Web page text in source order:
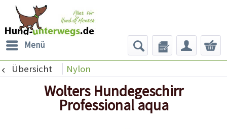
Menü
Übersicht Nylon
Wolters Hundegeschirr
Professional aqua